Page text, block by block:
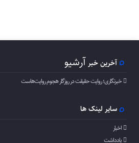
آخرین خبر آرشیو
خبرنگاری؛ روایت حقیقت در روزگار هجوم روایت‌هاست
سایر لینک ها
اخبار
یادداشت